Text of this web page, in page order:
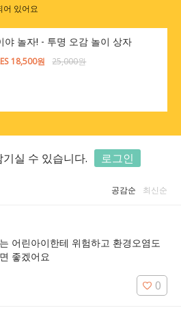
어 있어요
야 놀자! - 투명 오감 놀이 상자
18,500원 25,000원
실 수 있습니다. 로그인
공감순 최신순
어린아이한테 위험하고 환경오염도
좋겠어요
0